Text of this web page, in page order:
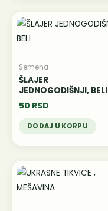
Semena
ŠLAJER
JEDNOGODIŠNJI, BELI
50 RSD
DODAJ U KORPU